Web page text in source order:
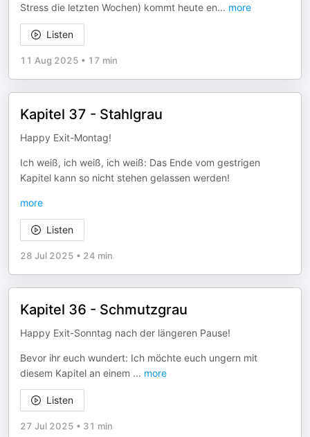
Stress die letzten Wochen) kommt heute en... more
Listen
11 Aug 2025 • 17 min
Kapitel 37 - Stahlgrau
Happy Exit-Montag!
Ich weiß, ich weiß, ich weiß: Das Ende vom gestrigen
Kapitel kann so nicht stehen gelassen werden!
more
Listen
28 Jul 2025 • 24 min
Kapitel 36 - Schmutzgrau
Happy Exit-Sonntag nach der längeren Pause!
Bevor ihr euch wundert: Ich möchte euch ungern mit
diesem Kapitel an einem ... more
Listen
27 Jul 2025 • 31 min